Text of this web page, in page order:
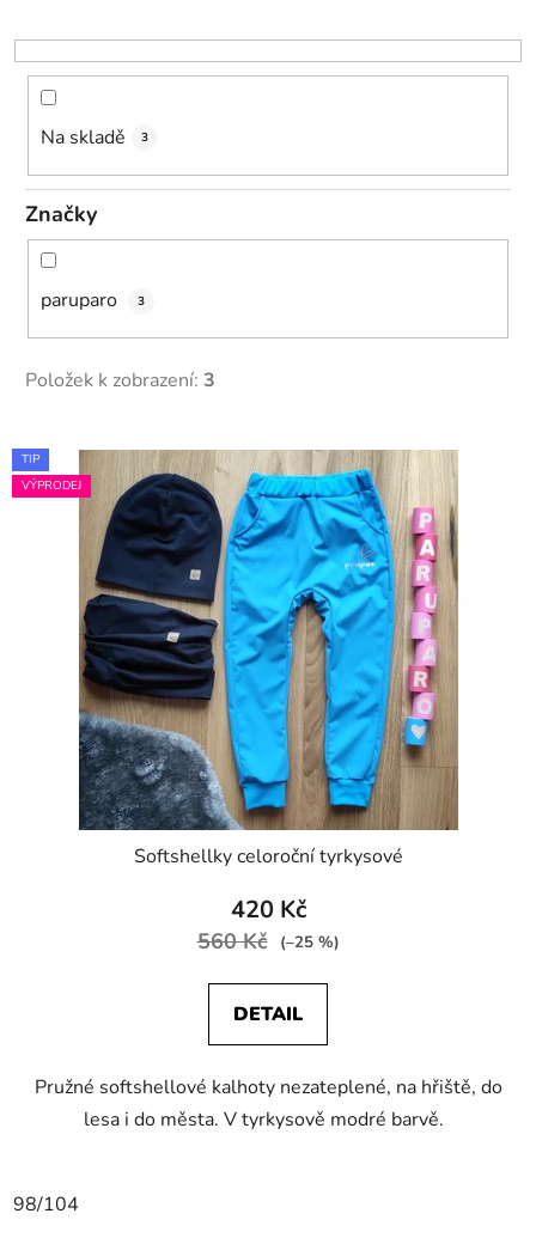
o
d
ů
Na skladě 3
Značky
paruparo 3
Položek k zobrazení: 3
V
ý
TIP
VÝPRODEJ
Softshellky celoroční tyrkysové
420 Kč
560 Kč (–25 %)
DETAIL
Pružné softshellové kalhoty nezateplené, na hřiště, do
lesa i do města. V tyrkysově modré barvě.
98/104